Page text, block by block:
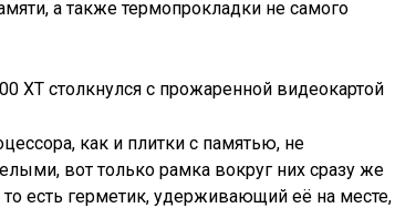
а также термопрокладки не самого
как и плитки с памятью, не
вот только рамка вокруг них сразу же
есть герметик, удерживающий её на месте,